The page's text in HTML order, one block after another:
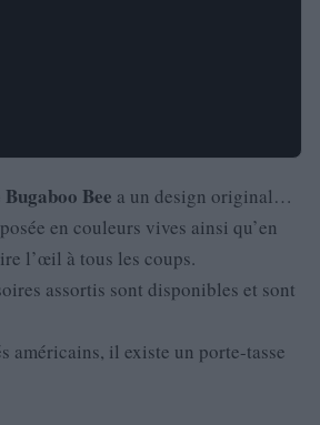
Bugaboo Bee a un design original…
en couleurs vives ainsi qu’en
l’œil à tous les coups.
assortis sont disponibles et sont
américains, il existe un porte-tasse